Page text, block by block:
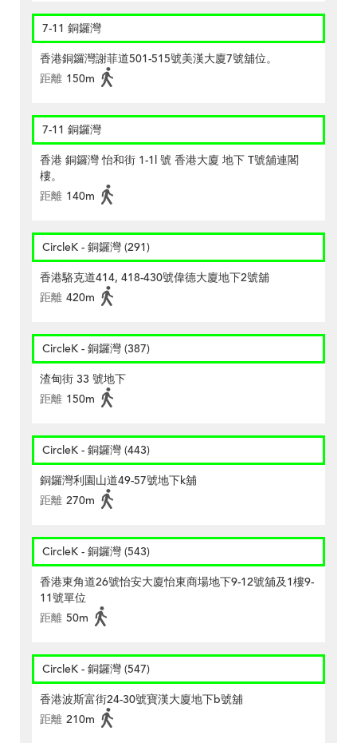
7-11 銅鑼灣
香港銅鑼灣謝菲道501-515號美漢大廈7號舖位。
距離 150m
7-11 銅鑼灣
香港 銅鑼灣 怡和街 1-1l 號 香港大廈 地下 T號舖連閣
樓。
距離 140m
CircleK - 銅鑼灣 (291)
香港駱克道414, 418-430號偉德大廈地下2號舖
距離 420m
CircleK - 銅鑼灣 (387)
渣甸街 33 號地下
距離 150m
CircleK - 銅鑼灣 (443)
銅鑼灣利園山道49-57號地下k舖
距離 270m
CircleK - 銅鑼灣 (543)
香港東角道26號怡安大廈怡東商場地下9-12號舖及1樓9-
11號單位
距離 50m
CircleK - 銅鑼灣 (547)
香港波斯富街24-30號寶漢大廈地下b號舖
距離 210m